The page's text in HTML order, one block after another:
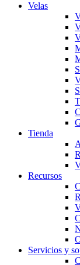
Velas
Tienda
Recursos
Servicios y